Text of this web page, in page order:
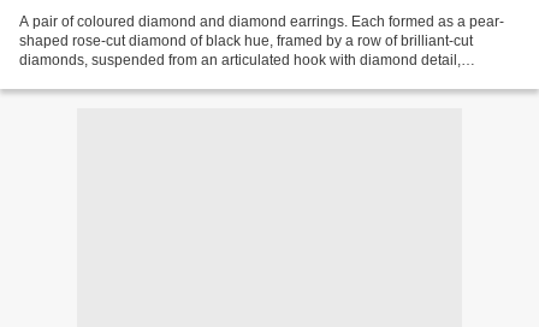
A pair of coloured diamond and diamond earrings. Each formed as a pear-
shaped rose-cut diamond of black hue, framed by a row of brilliant-cut
diamonds, suspended from an articulated hook with diamond detail,